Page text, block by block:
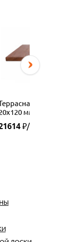
доска ТИК
мм гладкая
₽/м2